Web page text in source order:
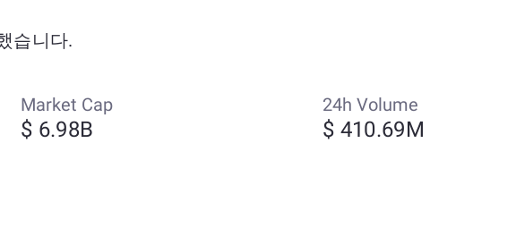
습니다.
Market Cap
$ 6.98B
24h Volume
$ 410.69M